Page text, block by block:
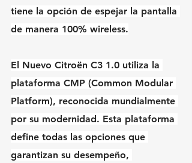
tiene la opción de espejar la pantalla
de manera 100% wireless.
El Nuevo Citroën C3 1.0 utiliza la
plataforma CMP (Common Modular
Platform), reconocida mundialmente
por su modernidad. Esta plataforma
define todas las opciones que
garantizan su desempeño,